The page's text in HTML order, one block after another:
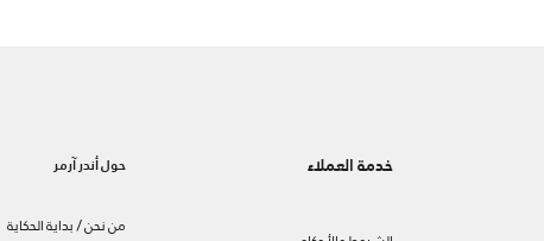
خدمة العملاء حول أندر آرمر
من نحن / بداية الحكاية